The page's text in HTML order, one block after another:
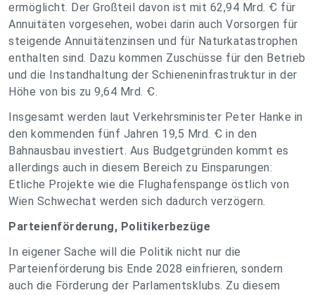
ermöglicht. Der Großteil davon ist mit 62,94 Mrd. Ꞓ für
Annuitäten vorgesehen, wobei darin auch Vorsorgen für
steigende Annuitätenzinsen und für Naturkatastrophen
enthalten sind. Dazu kommen Zuschüsse für den Betrieb
und die Instandhaltung der Schieneninfrastruktur in der
Höhe von bis zu 9,64 Mrd. Ꞓ.
Insgesamt werden laut Verkehrsminister Peter Hanke in
den kommenden fünf Jahren 19,5 Mrd. Ꞓ in den
Bahnausbau investiert. Aus Budgetgründen kommt es
allerdings auch in diesem Bereich zu Einsparungen:
Etliche Projekte wie die Flughafenspange östlich von
Wien Schwechat werden sich dadurch verzögern.
Parteienförderung, Politikerbezüge
In eigener Sache will die Politik nicht nur die
Parteienförderung bis Ende 2028 einfrieren, sondern
auch die Förderung der Parlamentsklubs. Zu diesem